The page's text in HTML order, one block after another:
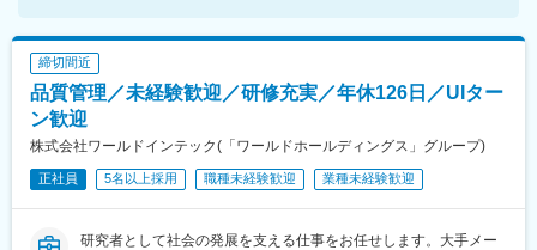
締切間近
品質管理／未経験歓迎／研修充実／年休126日／UIター
ン歓迎
株式会社ワールドインテック(「ワールドホールディングス」グループ)
正社員 5名以上採用 職種未経験歓迎 業種未経験歓迎
研究者として社会の発展を支える仕事をお任せします。大手メー